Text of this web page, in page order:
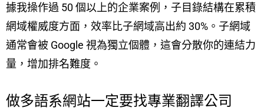
據我操作過 50 個以上的企業案例，子目錄結構在累積
網域權威度方面，效率比子網域高出約 30%。子網域
通常會被 Google 視為獨立個體，這會分散你的連結力
量，增加排名難度。
做多語系網站一定要找專業翻譯公司